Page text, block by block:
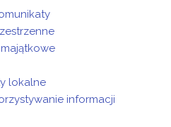
lokalne
informacji